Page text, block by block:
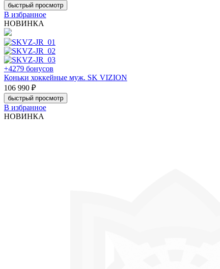
быстрый просмотр
В избранное
НОВИНКА
+4279 бонусов
Коньки хоккейные муж. SK VIZION
106 990 ₽
быстрый просмотр
В избранное
НОВИНКА